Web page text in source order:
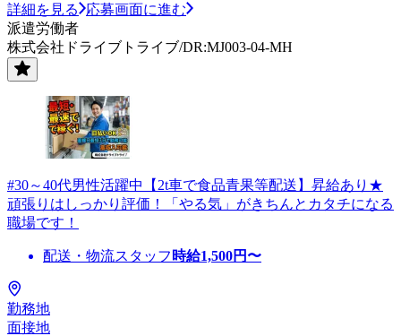
詳細を見る
応募画面に進む
派遣労働者
株式会社ドライブトライブ/DR:MJ003-04-MH
#30～40代男性活躍中【2t車で食品青果等配送】昇給あり★
頑張りはしっかり評価！「やる気」がきちんとカタチになる
職場です！
配送・物流スタッフ 時給1,500円〜
勤務地
面接地